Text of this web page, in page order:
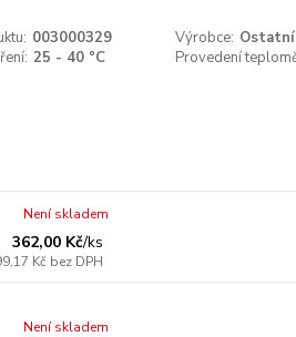
003000329 Výrobce: Ostatní
25 - 40 °C Provedení
362,00 Kč/ks
Kč bez DPH
Není skladem
Není skladem